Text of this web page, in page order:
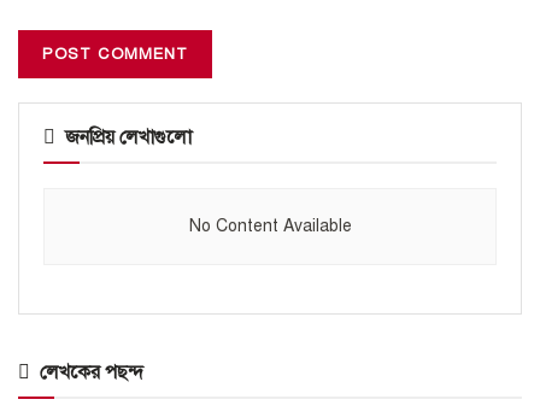
জনপ্রিয় লেখাগুলো
No Content Available
লেখকের পছন্দ